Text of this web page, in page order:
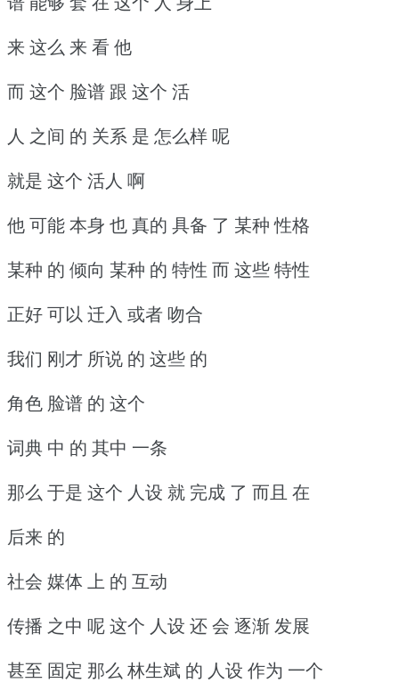
来 这么 来 看 他
而 这个 脸谱 跟 这个 活
人 之间 的 关系 是 怎么样 呢
就是 这个 活人 啊
他 可能 本身 也 真的 具备 了 某种 性格
某种 的 倾向 某种 的 特性 而 这些 特性
正好 可以 迁入 或者 吻合
我们 刚才 所说 的 这些 的
角色 脸谱 的 这个
词典 中 的 其中 一条
那么 于是 这个 人设 就 完成 了 而且 在
后来 的
社会 媒体 上 的 互动
传播 之中 呢 这个 人设 还 会 逐渐 发展
甚至 固定 那么 林生斌 的 人设 作为 一个